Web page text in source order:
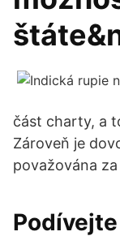
část charty, a
Zároveň je
považována